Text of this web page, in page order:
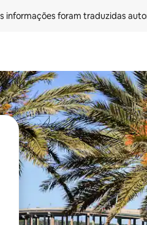
informações foram traduzidas